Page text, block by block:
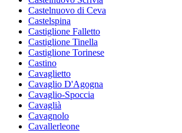
Castelnuovo di Ceva
Castelspina
Castiglione Falletto
Castiglione Tinella
Castiglione Torinese
Castino
Cavaglietto
Cavaglio D'Agogna
Cavaglio-Spoccia
Cavaglià
Cavagnolo
Cavallerleone